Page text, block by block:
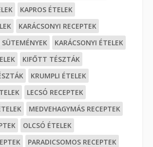
KAPROS ÉTELEK
KARÁCSONYI RECEPTEK
SÜTEMÉNYEK
KARÁCSONYI ÉTELEK
KIFŐTT TÉSZTÁK
KRUMPLI ÉTELEK
LECSÓ RECEPTEK
MEDVEHAGYMÁS RECEPTEK
OLCSÓ ÉTELEK
PARADICSOMOS RECEPTEK